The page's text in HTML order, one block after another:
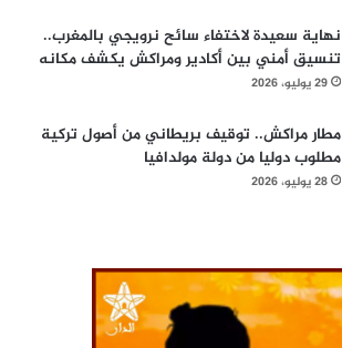
نهاية سعيدة لاختفاء سائح نرويجي بالمغرب..
تنسيق أمني بين أكادير ومراكش يكشف مكانه
29 يوليو، 2026
مطار مراكش.. توقيف بريطاني من أصول تركية
مطلوب دوليا من دولة مولدافيا
28 يوليو، 2026